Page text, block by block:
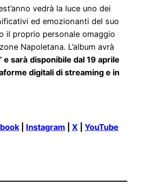
vedrà la luce uno dei
ed emozionanti del suo
il proprio personale omaggio
Napoletana. L’album avrà
e sarà disponibile dal 19 aprile
digitali di streaming e in
Instagram X YouTube